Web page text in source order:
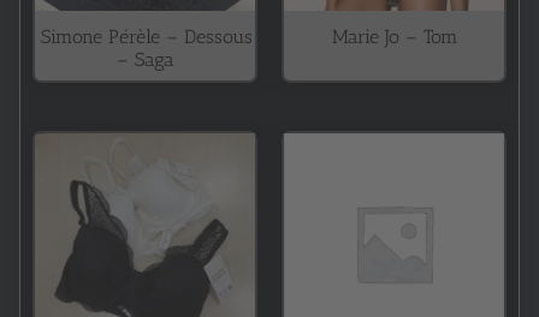
Simone Pérèle – Dessous
– Saga
Marie Jo – Tom